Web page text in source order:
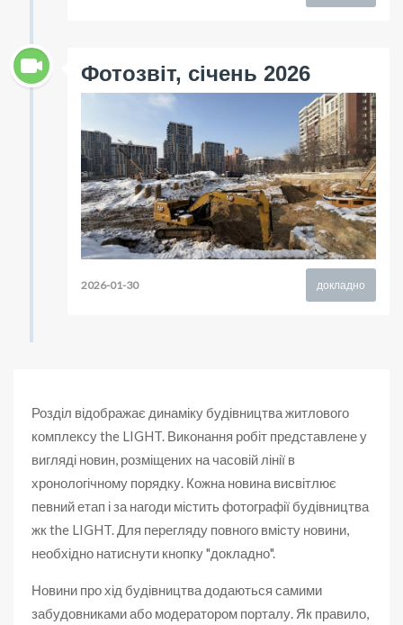
Фотозвіт, січень 2026
докладно
2026-01-30
Розділ відображає динаміку будівництва житлового
комплексу the LIGHT. Виконання робіт представлене у
вигляді новин, розміщених на часовій лінії в
хронологічному порядку. Кожна новина висвітлює
певний етап і за нагоди містить фотографії будівництва
жк the LIGHT. Для перегляду повного вмісту новини,
необхідно натиснути кнопку "докладно".
Новини про хід будівництва додаються самими
забудовниками або модератором порталу. Як правило,